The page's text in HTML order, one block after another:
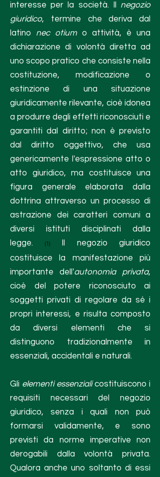
interesse per la società. Il negozio
giuridico, termine che deriva dal
latino nec otiumo attività, è una
dichiarazione di volontà diretta ad
uno scopo pratico che consiste nella
costituzione, modificazione o
estinzione di una situazione
giuridicamente rilevante, cioè idonea
a produrre degli effetti riconosciuti e
garantiti dal diritto; non è previsto
dal diritto oggettivo, che usa
genericamente l'espressione atto o
atto giuridico, ma costituisce una
figura generale elaborata dalla
dottrina attraverso un processo di
astrazione dei caratteri comuni a
diversi istituti disciplinati dalla
legge.
(1)Il negozio giuridico
costituisce la manifestazione più
importante dell'autonomia privata,
cioè del potere riconosciuto ai
soggetti privati di regolare da sé i
propri interessi, e risulta composto
da diversi elementi che si
distinguono tradizionalmente in
essenziali, accidentali e naturali.
Gli elementi essenzialicostituiscono i
requisiti necessari del negozio
giuridico, senza i quali non può
formarsi validamente, e sono
previsti da norme imperative non
derogabili dalla volontà privata.
Qualora anche uno soltanto di essi